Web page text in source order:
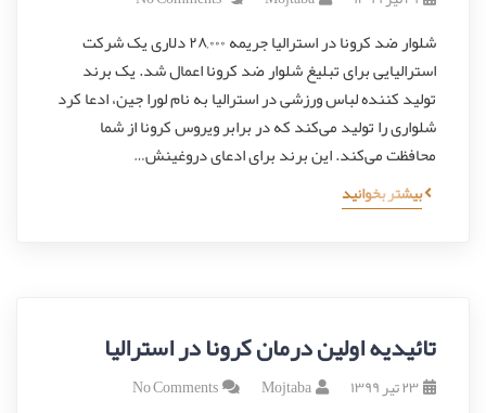
شلوار ضد کرونا در استرالیا جریمه ۲۸,۰۰۰ دلاری یک شرکت
استرالیایی برای تبلیغ شلوار ضد کرونا اعمال شد. یک برند
تولید کننده لباس ورزشی در استرالیا به نام لورا جین، ادعا کرد
شلواری را تولید می‌کند که در برابر ویروس کرونا از شما
محافظت می‌کند. این برند برای ادعای دروغینش…
بیشتر بخوانید
تائیدیه اولین درمان کرونا در استرالیا
۲۳ تیر ۱۳۹۹ Mojtaba
No Comments